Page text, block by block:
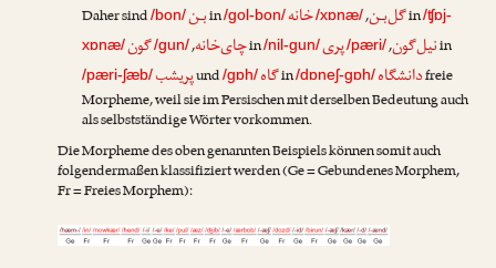
Daher sind/bon/بـنin/gol-bon/ گل‌بـن,
/xɒnæ/خانه in/ʧɒj-
xɒnæ/
چای‌خانه,
/gun/گون in/nil-gun/ نیل‌گون,
/pæri/پری in
/pæri-ʃæb/پریشبund/gɒh/گاهin/dɒneʃ-gɒh/دانشگاهfreie
Morpheme, weil sie im Persischen mit derselben Bedeutung auch
als selbstständige Wörter vorkommen.
Die Morpheme des oben genannten Beispiels können somit auch
folgendermaßen klassifiziert werden (Ge = Gebundenes Morphem,
Fr = Freies Morphem):